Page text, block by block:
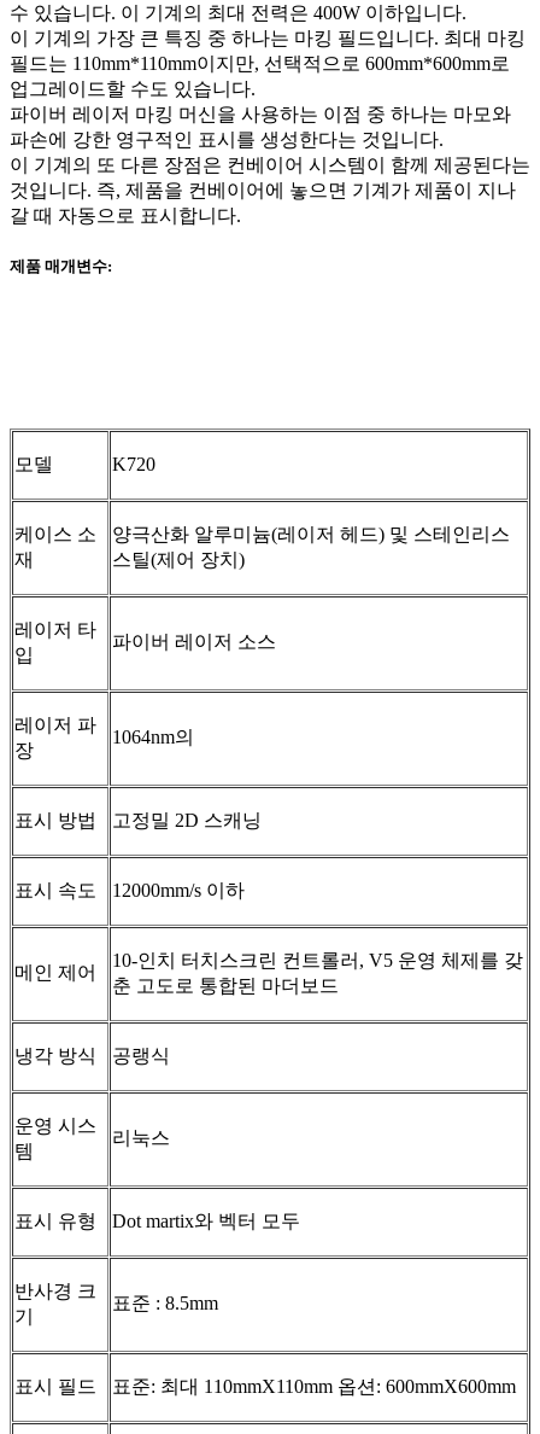
수 있습니다. 이 기계의 최대 전력은 400W 이하입니다.
이 기계의 가장 큰 특징 중 하나는 마킹 필드입니다. 최대 마킹
필드는 110mm*110mm이지만, 선택적으로 600mm*600mm로
업그레이드할 수도 있습니다.
파이버 레이저 마킹 머신을 사용하는 이점 중 하나는 마모와
파손에 강한 영구적인 표시를 생성한다는 것입니다.
이 기계의 또 다른 장점은 컨베이어 시스템이 함께 제공된다는
것입니다. 즉, 제품을 컨베이어에 놓으면 기계가 제품이 지나
갈 때 자동으로 표시합니다.
제품 매개변수:
모델 K720
케이스 소
재
양극산화 알루미늄(레이저 헤드) 및 스테인리스
스틸(제어 장치)
레이저 타
입
파이버 레이저 소스
레이저 파
장
1064nm의
표시 방법 고정밀 2D 스캐닝
표시 속도 12000mm/s 이하
메인 제어
10-인치 터치스크린 컨트롤러, V5 운영 체제를 갖
춘 고도로 통합된 마더보드
냉각 방식 공랭식
운영 시스
템
리눅스
표시 유형 Dot martix와 벡터 모두
반사경 크
기
표준 : 8.5mm
표시 필드 표준: 최대 110mmX110mm 옵션: 600mmX600mm